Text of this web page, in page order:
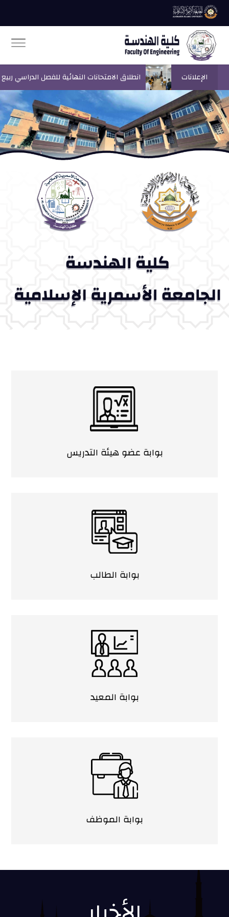
الإعلانات انطلاق الامتحانات النهائية للفصل الدراسي ربيع 2025
بوابة عضو هيئة التدريس
بوابة الطالب
بوابة المعيد
بوابة الموظف